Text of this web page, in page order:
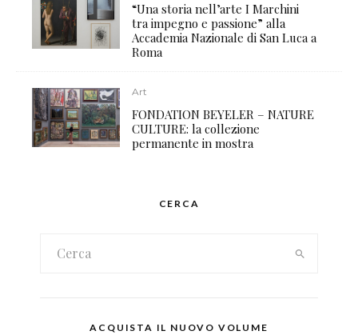
“Una storia nell’arte I Marchini
tra impegno e passione” alla
Accademia Nazionale di San Luca a
Roma
Art
FONDATION BEYELER – NATURE
CULTURE: la collezione
permanente in mostra
CERCA
ACQUISTA IL NUOVO VOLUME